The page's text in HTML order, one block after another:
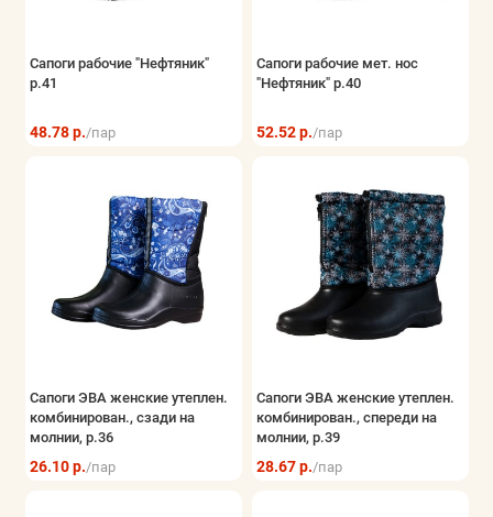
Сапоги рабочие "Нефтяник"
р.41
48.78 р./пар
Сапоги рабочие мет. нос
"Нефтяник" р.40
52.52 р./пар
Сапоги ЭВА женские утеплен.
комбинирован., сзади на
молнии, р.36
26.10 р./пар
Сапоги ЭВА женские утеплен.
комбинирован., спереди на
молнии, р.39
28.67 р./пар